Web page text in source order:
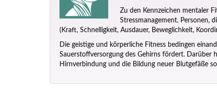
Zu den Kennzeichen mentaler
Stressmanagement. Personen,
(Kraft, Schnelligkeit, Ausdauer, Beweglichkeit,
Die geistige und körperliche Fitness bedingen
Sauerstoffversorgung des Gehirns fördert. Darüber
Hirnverbindung und die Bildung neuer Blutgefäße